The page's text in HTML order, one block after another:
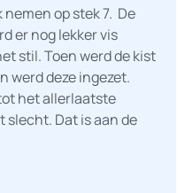
nemen op stek 7. De
er nog lekker vis
stil. Toen werd de kist
werd deze ingezet.
het allerlaatste
slecht. Dat is aan de